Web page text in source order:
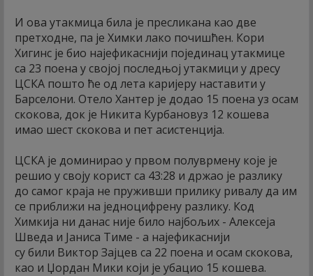
И ова утакмица била је пресликана као две
претходне, па је Химки лако почишћен. Кори
Хигинс је био најефикаснији појединац утакмице
са 23 поена у својој последњој утакмици у дресу
ЦСКА пошто ће од лета каријеру наставити у
Барселони. Отело Хантер је додао 15 поена уз осам
скокова, док је Никита Курбановуз 12 кошева
имао шест скокова и пет асистенција.
ЦСКА је доминирао у првом полуврмену које је
решио у своју корист са 43:28 и држао је разлику
до самог краја не пруживши прилику ривалу да им
се приближи на једноцифрену разлику. Код
Химкија ни данас није било најбољих - Алексеја
Шведа и Јаниса Тиме - а најефикаснији
су били Виктор Зајцев са 22 поена и осам скокова,
као и Џордан Мики који је убацио 15 кошева.